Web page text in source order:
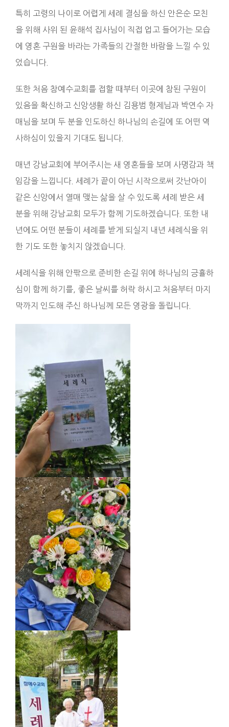
특히 고령의 나이로 어렵게 세례 결심을 하신 안은순 모친
을 위해 사위 된 윤해석 집사님이 직접 업고 들어가는 모습
에 영혼 구원을 바라는 가족들의 간절한 바람을 느낄 수 있
었습니다.
또한 처음 참예수교회를 접할 때부터 이곳에 참된 구원이
있음을 확신하고 신앙생활 하신 김용범 형제님과 박연수 자
매님을 보며 두 분을 인도하신 하나님의 손길에 또 어떤 역
사하심이 있을지 기대도 됩니다.
매년 강남교회에 부어주시는 새 영혼들을 보며 사명감과 책
임감을 느낍니다. 세례가 끝이 아닌 시작으로써 갓난아이
같은 신앙에서 열매 맺는 삶을 살 수 있도록 세례 받은 세
분을 위해 강남교회 모두가 함께 기도하겠습니다. 또한 내
년에도 어떤 분들이 세례를 받게 되실지 내년 세례식을 위
한 기도 또한 놓치지 않겠습니다.
세례식을 위해 안팎으로 준비한 손길 위에 하나님의 긍휼하
심이 함께 하기를, 좋은 날씨를 허락 하시고 처음부터 마지
막까지 인도해 주신 하나님께 모든 영광을 돌립니다.